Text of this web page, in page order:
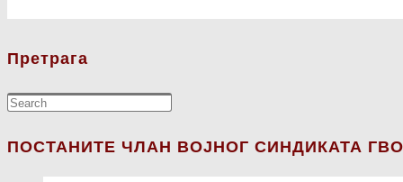
Претрага
ПОСТАНИТЕ ЧЛАН ВОЈНОГ СИНДИКАТА